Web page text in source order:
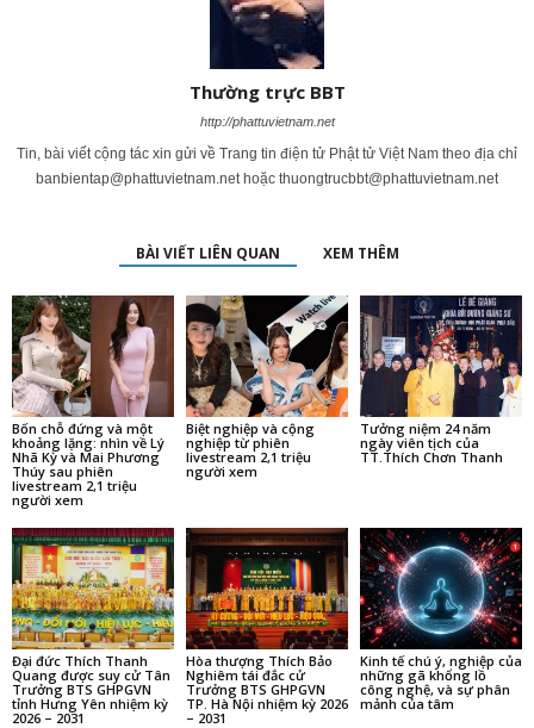
Thường trực BBT
http://phattuvietnam.net
Tin, bài viết cộng tác xin gửi về Trang tin điện tử Phật tử Việt Nam theo địa chỉ
banbientap@phattuvietnam.nethoặc thuongtrucbbt@phattuvietnam.net
BÀI VIẾT LIÊN QUAN XEM THÊM
Bốn chỗ đứng và một
khoảng lặng: nhìn về Lý
Nhã Kỳ và Mai Phương
Thúy sau phiên
livestream 2,1 triệu
người xem
Biệt nghiệp và cộng
nghiệp từ phiên
livestream 2,1 triệu
người xem
Tưởng niệm 24 năm
ngày viên tịch của
TT.Thích Chơn Thanh
Đại đức Thích Thanh
Quang được suy cử Tân
Trưởng BTS GHPGVN
tỉnh Hưng Yên nhiệm kỳ
2026 – 2031
Hòa thượng Thích Bảo
Nghiêm tái đắc cử
Trưởng BTS GHPGVN
TP. Hà Nội nhiệm kỳ 2026
– 2031
Kinh tế chú ý, nghiệp của
những gã khổng lồ
công nghệ, và sự phân
mảnh của tâm